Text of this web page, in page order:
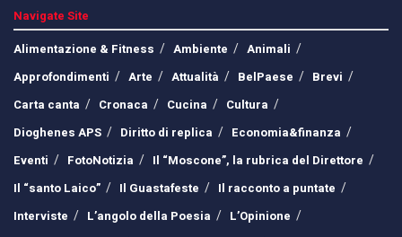
Navigate Site
Alimentazione & Fitness
Ambiente
Animali
Approfondimenti
Arte Attualità BelPaese
Brevi
Carta canta
Cronaca Cucina
Cultura
Dioghenes APS
Diritto di replica
Economia&finanza
Eventi
FotoNotizia
Il “Moscone”, la rubrica del Direttore
Il “santo Laico”
Il Guastafeste
Il racconto a puntate
Interviste
L’angolo della Poesia
L’Opinione